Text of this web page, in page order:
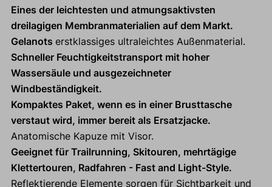
Eines der leichtesten und atmungsaktivsten
dreilagigen Membranmaterialien auf dem Markt.
Gelanots erstklassiges ultraleichtes Außenmaterial.
Schneller Feuchtigkeitstransport mit hoher
Wassersäule und ausgezeichneter
Windbeständigkeit.
Kompaktes Paket, wenn es in einer Brusttasche
verstaut wird, immer bereit als Ersatzjacke.
Anatomische Kapuze mit Visor.
Geeignet für Trailrunning, Skitouren, mehrtägige
Klettertouren, Radfahren - Fast and Light-Style.
Reflektierende Elemente sorgen für Sichtbarkeit und